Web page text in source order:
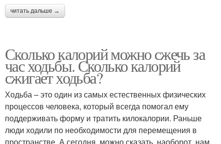
читать дальше →
Сколько калорий можно сжечь за
час ходьбы. Сколько калорий
сжигает ходьба?
Ходьба – это один из самых естественных физических
процессов человека, который всегда помогал ему
поддерживать форму и тратить килокалории. Раньше
люди ходили по необходимости для перемещения в
пространстве. А сегодня, можно сказать, наоборот, нам